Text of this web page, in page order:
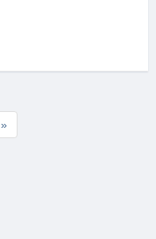
»Последняя